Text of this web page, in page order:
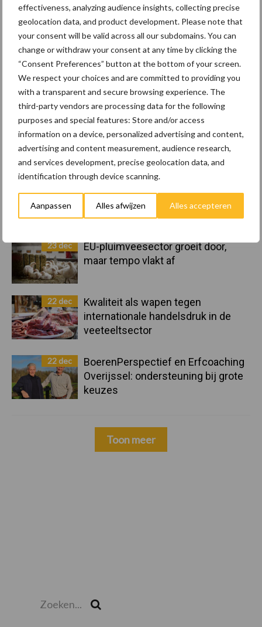
effectiveness, analyzing audience insights, collecting precise
geolocation data, and product development. Please note that
your consent will be valid across all our subdomains. You can
change or withdraw your consent at any time by clicking the
“Consent Preferences” button at the bottom of your screen.
We respect your choices and are committed to providing you
with a transparent and secure browsing experience. The
third-party vendors are processing data for the following
purposes and special features: Store and/or access
information on a device, personalized advertising and content,
advertising and content measurement, audience research,
and services development, precise geolocation data, and
identification through device scanning.
Aanpassen Alles afwijzen Alles accepteren
Primaire
Sidebar
Recent nieuws Partner nieuws
Belastingdienst publiceert
Landelijke Landbouwnormen 2025
bereiden op mogelijke uitval van het
stroomnet
23 dec
EU-pluimveesector groeit door,
maar tempo vlakt af
22 dec
Kwaliteit als wapen tegen
internationale handelsdruk in de
veeteeltsector
22 dec
BoerenPerspectief en Erfcoaching
Overijssel: ondersteuning bij grote
keuzes
Toon meer
Toon meer